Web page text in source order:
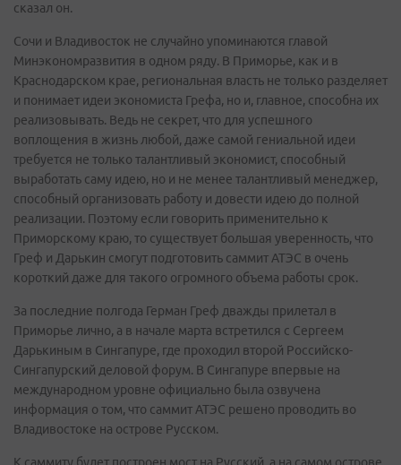
сказал он.
Сочи и Владивосток не случайно упоминаются главой
Минэкономразвития в одном ряду. В Приморье, как и в
Краснодарском крае, региональная власть не только разделяет
и понимает идеи экономиста Грефа, но и, главное, способна их
реализовывать. Ведь не секрет, что для успешного
воплощения в жизнь любой, даже самой гениальной идеи
требуется не только талантливый экономист, способный
выработать саму идею, но и не менее талантливый менеджер,
способный организовать работу и довести идею до полной
реализации. Поэтому если говорить применительно к
Приморскому краю, то существует большая уверенность, что
Греф и Дарькин смогут подготовить саммит АТЭС в очень
короткий даже для такого огромного объема работы срок.
За последние полгода Герман Греф дважды прилетал в
Приморье лично, а в начале марта встретился с Сергеем
Дарькиным в Сингапуре, где проходил второй Российско-
Сингапурский деловой форум. В Сингапуре впервые на
международном уровне официально была озвучена
информация о том, что саммит АТЭС решено проводить во
Владивостоке на острове Русском.